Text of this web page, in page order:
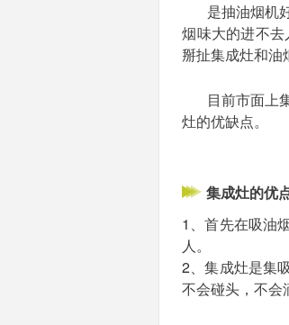
是抽油烟机
烟味大的进不
掰扯集成灶和油
目前市面上
灶的优缺点。
集成灶的优
1、首先在吸油
人。
2、集成灶是集
不会碰头，不会